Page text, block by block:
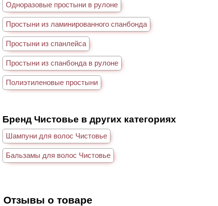
Одноразовые простыни в рулоне
Простыни из ламинированного спанбонда
Простыни из спанлейса
Простыни из спанбонда в рулоне
Полиэтиленовые простыни
Бренд Чистовье в других категориях
Шампуни для волос Чистовье
Бальзамы для волос Чистовье
Отзывы о товаре